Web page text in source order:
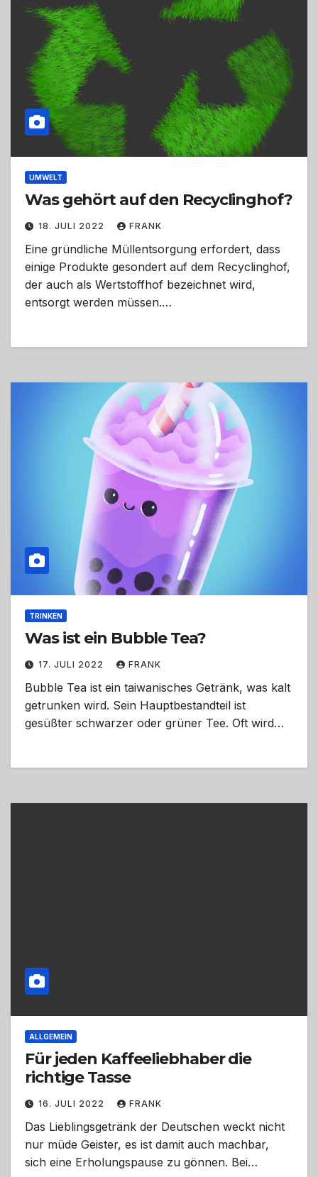
UMWELT
Was gehört auf den Recyclinghof?
18. JULI 2022 FRANK
Eine gründliche Müllentsorgung erfordert, dass
einige Produkte gesondert auf dem Recyclinghof,
der auch als Wertstoffhof bezeichnet wird,
entsorgt werden müssen.…
TRINKEN
Was ist ein Bubble Tea?
17. JULI 2022 FRANK
Bubble Tea ist ein taiwanisches Getränk, was kalt
getrunken wird. Sein Hauptbestandteil ist
gesüßter schwarzer oder grüner Tee. Oft wird…
ALLGEMEIN
Für jeden Kaffeeliebhaber die
richtige Tasse
16. JULI 2022 FRANK
Das Lieblingsgetränk der Deutschen weckt nicht
nur müde Geister, es ist damit auch machbar,
sich eine Erholungspause zu gönnen. Bei…